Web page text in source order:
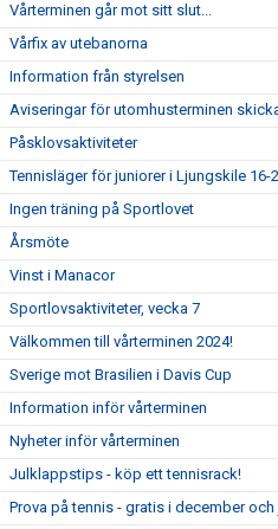
Vårterminen går mot sitt slut...
Vårfix av utebanorna
Information från styrelsen
Aviseringar för utomhusterminen
Påsklovsaktiviteter
Tennisläger för juniorer i Ljungskile 16-
Ingen träning på Sportlovet
Årsmöte
Vinst i Manacor
Sportlovsaktiviteter, vecka 7
Välkommen till vårterminen 2024!
Sverige mot Brasilien i Davis Cup
Information inför vårterminen
Nyheter inför vårterminen
Julklappstips - köp ett tennisrack!
Prova på tennis - gratis i december och